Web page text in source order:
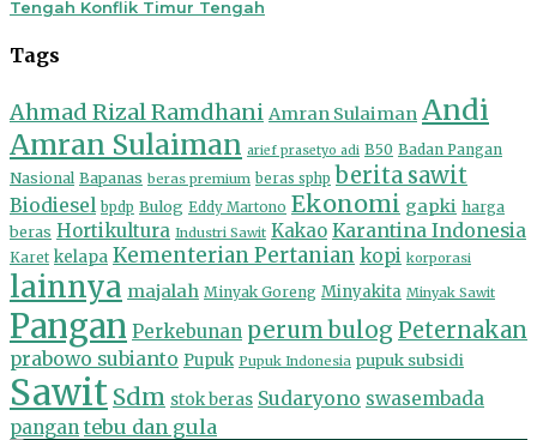
Tengah Konflik Timur Tengah
Tags
Ahmad Rizal Ramdhani Amran Sulaiman Andi
Amran Sulaiman arief prasetyo adi B50 Badan Pangan
Nasional Bapanas beras premium beras sphp berita sawit
Biodiesel bpdp Bulog Eddy Martono Ekonomi gapki harga
beras Hortikultura Industri Sawit Kakao Karantina Indonesia
Karet kelapa Kementerian Pertanian kopi korporasi
lainnya majalah Minyak Goreng Minyakita Minyak Sawit
Pangan Perkebunan perum bulog Peternakan
prabowo subianto Pupuk Pupuk Indonesia pupuk subsidi
Sawit Sdm stok beras Sudaryono swasembada
pangan tebu dan gula